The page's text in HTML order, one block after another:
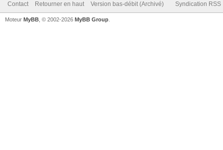
Contact Retourner en haut Version bas-débit (Archivé) Syndication RSS
Moteur MyBB , © 2002-2026 MyBB Group